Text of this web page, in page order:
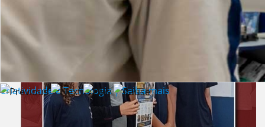
Criatividade e Tecnologia | Saiba mais